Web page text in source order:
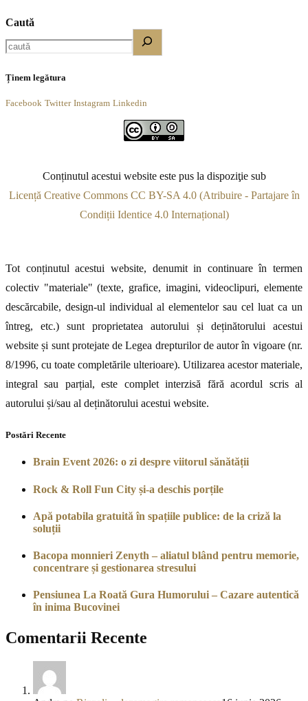
Caută
Ținem legătura
Facebook Twitter Instagram Linkedin
Conținutul acestui website este pus la dispoziţie sub
Licență Creative Commons CC BY-SA 4.0 (Atribuire - Partajare în
Condiții Identice 4.0 Internațional)
Tot conținutul acestui website, denumit in continuare în termen
colectiv "materiale" (texte, grafice, imagini, videoclipuri, elemente
descărcabile, design-ul individual al elementelor sau cel luat ca un
întreg, etc.) sunt proprietatea autorului și deținătorului acestui
website și sunt protejate de Legea drepturilor de autor în vigoare (nr.
8/1996, cu toate completările ulterioare). Utilizarea acestor materiale,
integral sau parțial, este complet interzisă fără acordul scris al
autorului și/sau al deținătorului acestui website.
Postări Recente
Brain Event 2026: o zi despre viitorul sănătății
Rock & Roll Fun City și-a deschis porțile
Apă potabila gratuită în spațiile publice: de la criză la
soluții
Bacopa monnieri Zenyth – aliatul blând pentru memorie,
concentrare și gestionarea stresului
Pensiunea La Roată Gura Humorului – Cazare autentică
în inima Bucovinei
Comentarii Recente